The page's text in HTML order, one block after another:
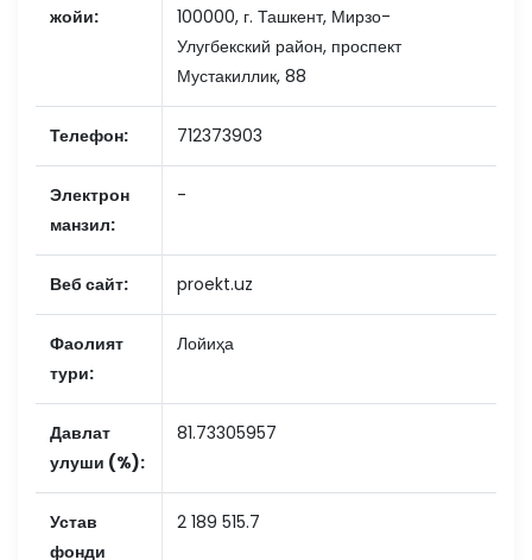
жойи:
100000, г. Ташкент, Мирзо-
Улугбекский район, проспект
Мустакиллик, 88
Телефон: 712373903
Электрон
манзил:
-
Веб сайт: proekt.uz
Фаолият
тури:
Лойиҳа
Давлат
улуши (%):
81.73305957
Устав
фонди
2 189 515.7